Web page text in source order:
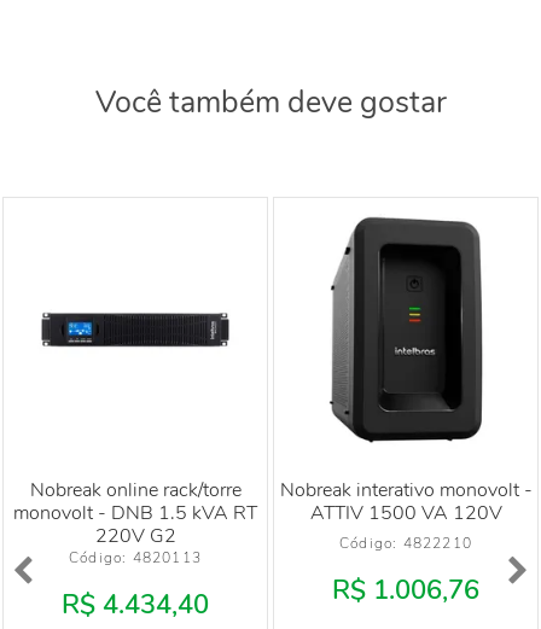
Você também deve gostar
Nobreak online rack/torre
monovolt - DNB 1.5 kVA RT
220V G2
Código: 4820113
R$ 4.434,40
Nobreak interativo monovolt -
ATTIV 1500 VA 120V
Código: 4822210
R$ 1.006,76